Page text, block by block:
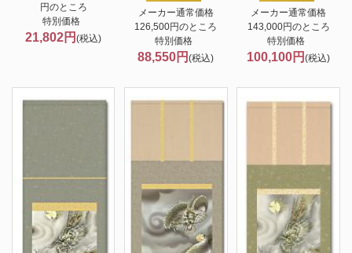
円のところ
特別価格
21,802円(税込)
メーカー通常価格
126,500円のところ
特別価格
88,550円(税込)
メーカー通常価格
143,000円のところ
特別価格
100,100円(税込)